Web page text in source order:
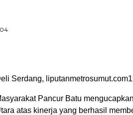
Serdang,
Pancur Batu
atas kinerja yang berhasil